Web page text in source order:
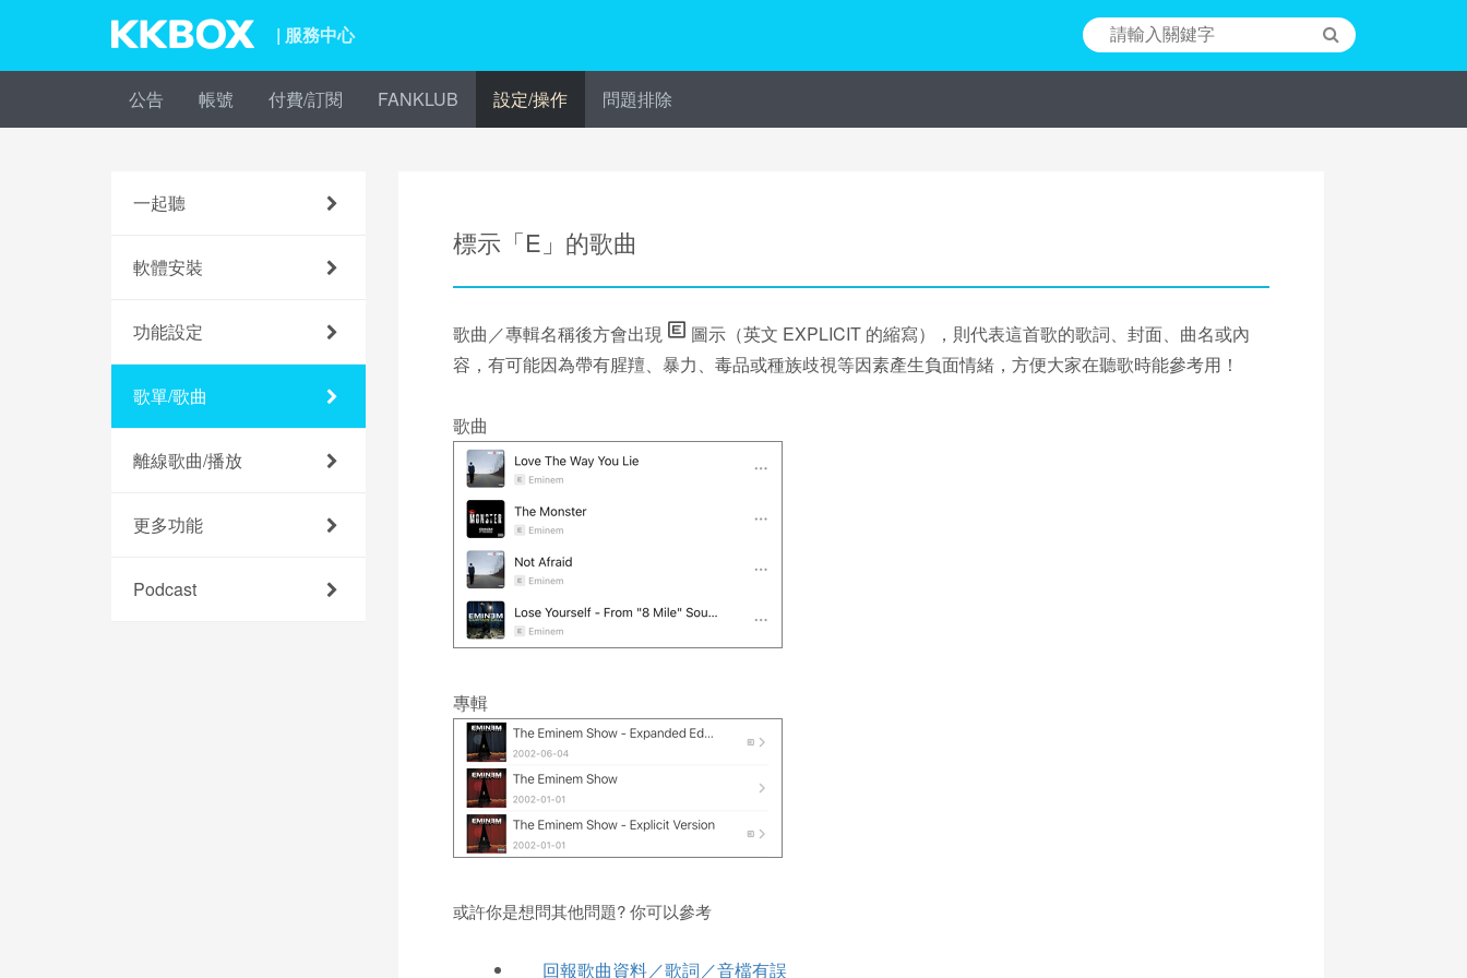
| 服務中心
公告 帳號 付費/訂閱 FANKLUB 設定/操作 問題排除
一起聽
軟體安裝
功能設定
歌單/歌曲
離線歌曲/播放
更多功能
Podcast
標示「E」的歌曲
歌曲／專輯名稱後方會出現
圖示（英文 EXPLICIT 的縮寫），則代表這首歌的歌詞、封面、曲名或內
容，有可能因為帶有腥羶、暴力、毒品或種族歧視等因素產生負面情緒，方便大家在聽歌時能參考用！
歌曲
專輯
或許你是想問其他問題? 你可以參考
回報歌曲資料／歌詞／音檔有誤